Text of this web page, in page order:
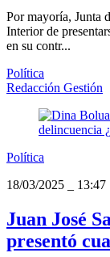
Por mayoría, Junta
Interior de
en su contr...
Política
Redacción Gestión
Política
18/03/2025
13:47
Juan José
presentó